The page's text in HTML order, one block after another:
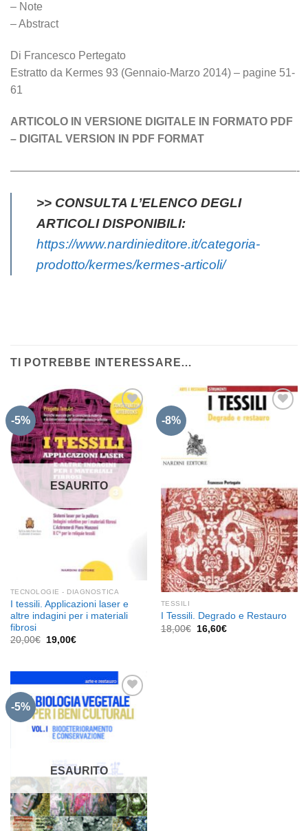
– Note
– Abstract
Di Francesco Pertegato
Estratto da Kermes 93 (Gennaio-Marzo 2014) – pagine 51-
61
ARTICOLO IN VERSIONE DIGITALE IN FORMATO PDF
– DIGITAL VERSION IN PDF FORMAT
——————————————————————————-
>> CONSULTA L’ELENCO DEGLI
ARTICOLI DISPONIBILI:
https://www.nardinieditore.it/categoria-
prodotto/kermes/kermes-articoli/
TI POTREBBE INTERESSARE…
-5%
Aggiungi
alla lista
dei
desideri
ESAURITO
TECNOLOGIE - DIAGNOSTICA
I tessili. Applicazioni laser e
altre indagini per i materiali
fibrosi
20,00€
Il
19,00€Il
-8%
TESSILI
I Tessili. Degrado e Restauro
18,00€
Il
prezzo
16,60€Il
-5%
Aggiungi
ESAURITO